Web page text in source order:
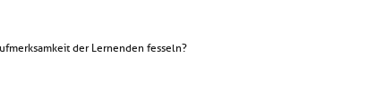
der Lernenden fesseln?